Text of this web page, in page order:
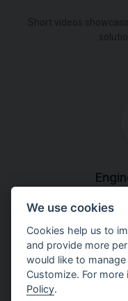
Step by
to
We use cookies
Cookies help us to
and provide more
would like to
Customize. For
Policy.